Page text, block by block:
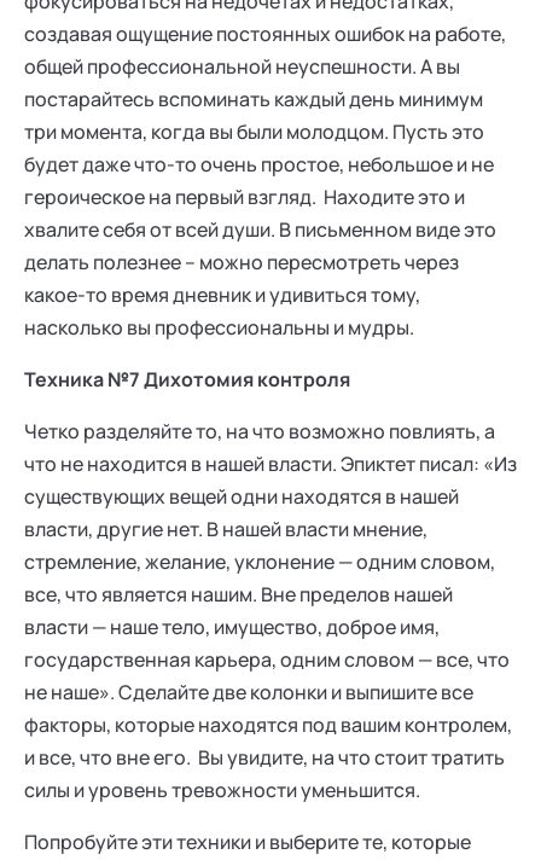
создавая ощущение постоянных ошибок на работе,
общей профессиональной неуспешности. А вы
постарайтесь вспоминать каждый день минимум
три момента, когда вы были молодцом. Пусть это
будет даже что-то очень простое, небольшое и не
героическое на первый взгляд. Находите это и
хвалите себя от всей души. В письменном виде это
делать полезнее – можно пересмотреть через
какое-то время дневник и удивиться тому,
насколько вы профессиональны и мудры.
Техника №7 Дихотомия контроля
Четко разделяйте то, на что возможно повлиять, а
что не находится в нашей власти. Эпиктет писал: «Из
существующих вещей одни находятся в нашей
власти, другие нет. В нашей власти мнение,
стремление, желание, уклонение — одним словом,
все, что является нашим. Вне пределов нашей
власти — наше тело, имущество, доброе имя,
государственная карьера, одним словом — все, что
не наше». Сделайте две колонки и выпишите все
факторы, которые находятся под вашим контролем,
и все, что вне его. Вы увидите, на что стоит тратить
силы и уровень тревожности уменьшится.
Попробуйте эти техники и выберите те, которые